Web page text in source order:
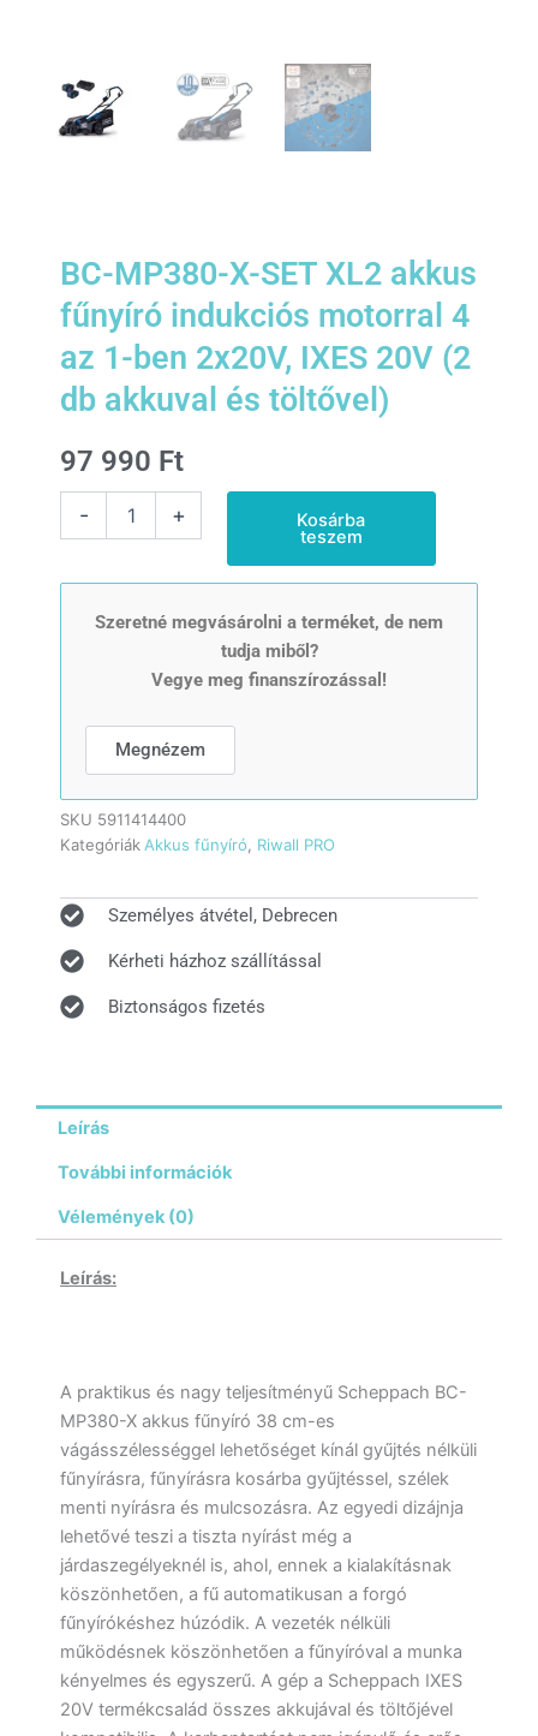
BC-MP380-X-SET XL2 akkus
fűnyíró indukciós motorral 4
az 1-ben 2x20V, IXES 20V (2
db akkuval és töltővel)
97 990 Ft
-
akkus
2x20V,
IXES
db
akkuval
és
mennyiség
+ Kosárba
teszem
Szeretné megvásárolni a terméket, de nem
tudja miből?
Vegye meg finanszírozással!
Megnézem
SKU 5911414400
KategóriákAkkus fűnyíró, Riwall PRO
Személyes átvétel, Debrecen
Kérheti házhoz szállítással
Biztonságos fizetés
Leírás
További információk
Vélemények (0)
Leírás:
A praktikus és nagy teljesítményű Scheppach BC-
MP380-X akkus fűnyíró 38 cm-es
vágásszélességgel lehetőséget kínál gyűjtés nélküli
fűnyírásra, fűnyírásra kosárba gyűjtéssel, szélek
menti nyírásra és mulcsozásra. Az egyedi dizájnja
lehetővé teszi a tiszta nyírást még a
járdaszegélyeknél is, ahol, ennek a kialakításnak
köszönhetően, a fű automatikusan a forgó
fűnyírókéshez húzódik. A vezeték nélküli
működésnek köszönhetően a fűnyíróval a munka
kényelmes és egyszerű. A gép a Scheppach IXES
20V termékcsalád összes akkujával és töltőjével